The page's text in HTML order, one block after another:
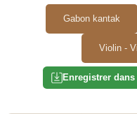
Gabon kantak
Violin -
Enregistrer